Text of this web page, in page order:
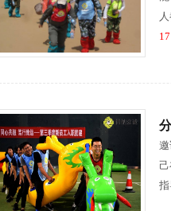
17
指